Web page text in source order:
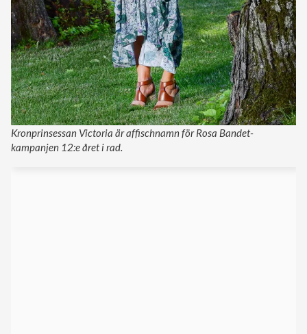
Kronprinsessan Victoria är affischnamn för Rosa Bandet-
kampanjen 12:e året i rad.